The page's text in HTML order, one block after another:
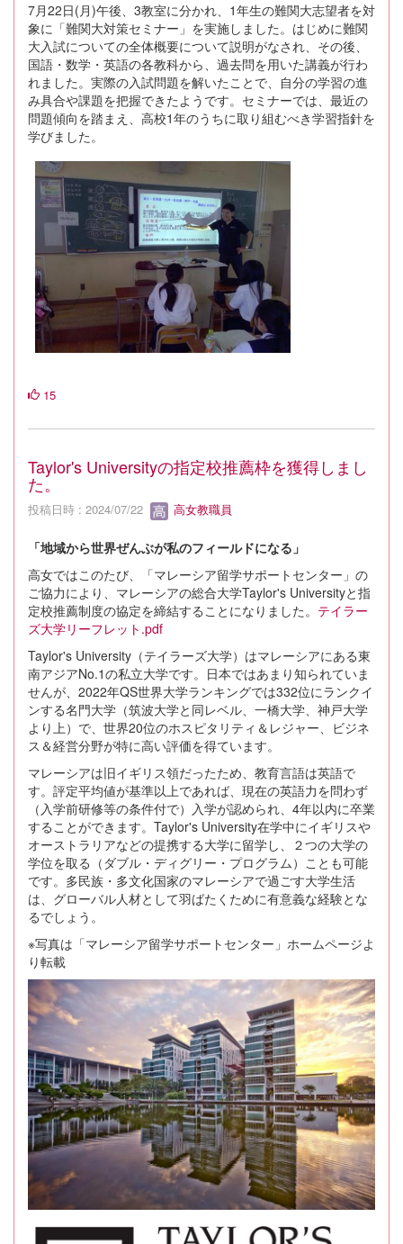
7月22日(月)午後、3教室に分かれ、1年生の難関大志望者を対
象に「難関大対策セミナー」を実施しました。はじめに難関
大入試についての全体概要について説明がなされ、その後、
国語・数学・英語の各教科から、過去問を用いた講義が行わ
れました。実際の入試問題を解いたことで、自分の学習の進
み具合や課題を把握できたようです。セミナーでは、最近の
問題傾向を踏まえ、高校1年のうちに取り組むべき学習指針を
学びました。
15
Taylor's Universityの指定校推薦枠を獲得しまし
た。
投稿日時 : 2024/07/22 高女教職員
「地域から世界ぜんぶが私のフィールドになる」
高女ではこのたび、「マレーシア留学サポートセンター」の
ご協力により、マレーシアの総合大学Taylor's Universityと指
定校推薦制度の協定を締結することになりました。 テイラー
ズ大学リーフレット.pdf
Taylor's University（テイラーズ大学）はマレーシアにある東
南アジアNo.1の私立大学です。日本ではあまり知られていま
せんが、2022年QS世界大学ランキングでは332位にランクイ
ンする名門大学（筑波大学と同レベル、一橋大学、神戸大学
より上）で、世界20位のホスピタリティ＆レジャー、ビジネ
ス＆経営分野が特に高い評価を得ています。
マレーシアは旧イギリス領だったため、教育言語は英語で
す。評定平均値が基準以上であれば、現在の英語力を問わず
（入学前研修等の条件付で）入学が認められ、4年以内に卒業
することができます。Taylor's University在学中にイギリスや
オーストラリアなどの提携する大学に留学し、２つの大学の
学位を取る（ダブル・ディグリー・プログラム）ことも可能
です。多民族・多文化国家のマレーシアで過ごす大学生活
は、グローバル人材として羽ばたくために有意義な経験とな
るでしょう。
※写真は「マレーシア留学サポートセンター」ホームページよ
り転載